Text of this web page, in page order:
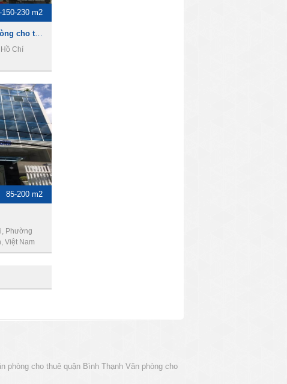
150-230 m2
Chí
85-200 m2
Phường
Việt Nam
phòng cho thuê quận Bình Thạnh Văn phòng cho